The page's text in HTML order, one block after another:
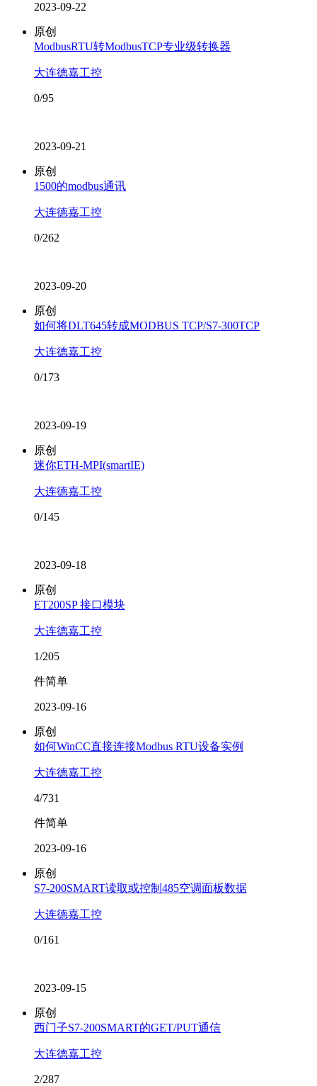
2023-09-22
原创
ModbusRTU转ModbusTCP专业级转换器
大连德嘉工控
0/95
2023-09-21
原创
1500的modbus通讯
大连德嘉工控
0/262
2023-09-20
原创
如何将DLT645转成MODBUS TCP/S7-300TCP
大连德嘉工控
0/173
2023-09-19
原创
迷你ETH-MPI(smartIE)
大连德嘉工控
0/145
2023-09-18
原创
ET200SP 接口模块
大连德嘉工控
1/205
件简单
2023-09-16
原创
如何WinCC直接连接Modbus RTU设备实例
大连德嘉工控
4/731
件简单
2023-09-16
原创
S7-200SMART读取或控制485空调面板数据
大连德嘉工控
0/161
2023-09-15
原创
西门子S7-200SMART的GET/PUT通信
大连德嘉工控
2/287